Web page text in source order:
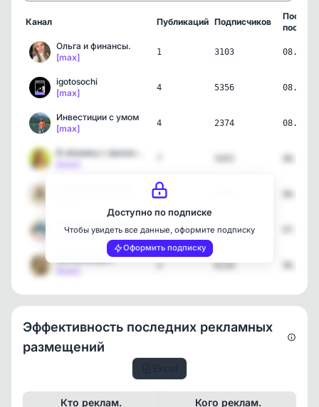
Канал Публикаций Подписчиков
пост
Ольга и финансы.
[max]
1 3103
igotosochi
[max]
4 5356
Инвестиции с умом
[max]
4 2374
4
[max]
6 6162
КАПИТАЛЫЧ
3 6110
Доступно по подписке
Чтобы увидеть все данные, оформите подписку
Оформить подписку
Эффективность последних рекламных
размещений
Кто реклам. Кого реклам.